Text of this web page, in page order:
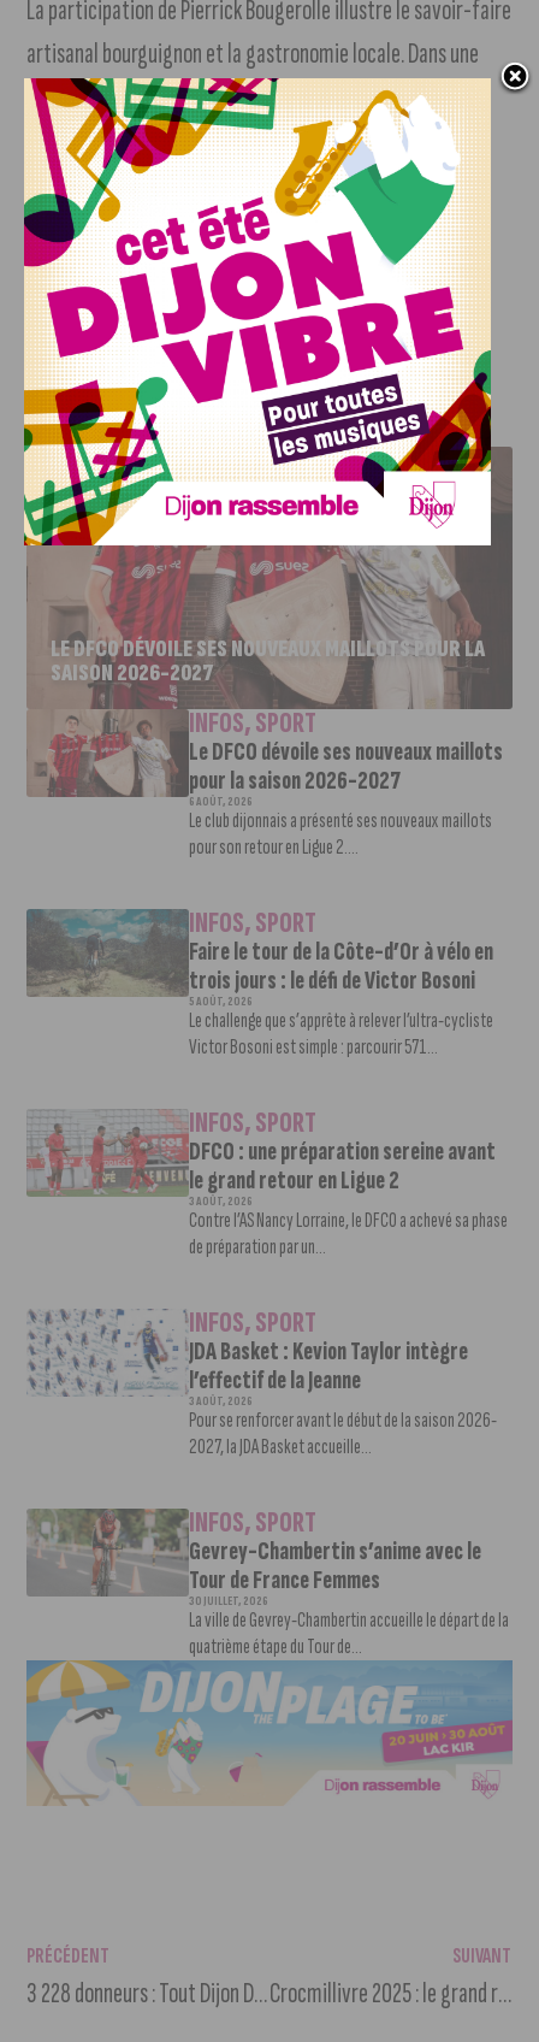
La participation de Pierrick Bougerolle illustre le savoir-faire
artisanal bourguignon et la gastronomie locale. Dans une
région où la cuisine est un véritable patrimoine, son
parcours est un bel exemple de passion et d’excellence.
Le 5 novembre, tous les regards seront tournés vers Paris
pour découvrir si le Côte-d’Orien rejoindra la sélection des
sept finalistes et prendra la route de Lyon pour le
Championnat du Monde.
J'AIME LE DFCO
LE DFCO DÉVOILE SES NOUVEAUX MAILLOTS POUR LA
SAISON 2026-2027
INFOS,SPORT
Le DFCO dévoile ses nouveaux maillots
pour la saison 2026-2027
6 AOÛT, 2026
Le club dijonnais a présenté ses nouveaux maillots
pour son retour en Ligue 2....
INFOS,SPORT
Faire le tour de la Côte-d’Or à vélo en
trois jours : le défi de Victor Bosoni
5 AOÛT, 2026
Le challenge que s’apprête à relever l’ultra-cycliste
Victor Bosoni est simple : parcourir 571...
INFOS,SPORT
DFCO : une préparation sereine avant
le grand retour en Ligue 2
3 AOÛT, 2026
Contre l’AS Nancy Lorraine, le DFCO a achevé sa phase
de préparation par un...
INFOS,SPORT
JDA Basket : Kevion Taylor intègre
l’effectif de la Jeanne
3 AOÛT, 2026
Pour se renforcer avant le début de la saison 2026-
2027, la JDA Basket accueille...
INFOS,SPORT
Gevrey-Chambertin s’anime avec le
Tour de France Femmes
30 JUILLET, 2026
La ville de Gevrey-Chambertin accueille le départ de la
quatrième étape du Tour de...
PRÉCÉDENT
3 228 donneurs : Tout Dijon Donne a battu tous les records
SUIVANT
Crocmillivre 2025 : le grand rendez-vous du livre jeunesse à Dijon